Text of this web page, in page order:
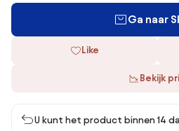
Ga naar
Like
Bekijk
U kunt het product binnen 14